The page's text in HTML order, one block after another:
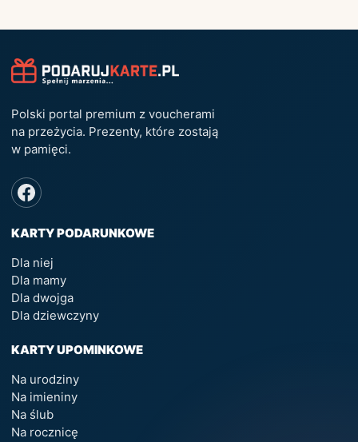
Polski portal premium z voucherami
na przeżycia. Prezenty, które zostają
w pamięci.
KARTY PODARUNKOWE
Dla niej
Dla mamy
Dla dwojga
Dla dziewczyny
KARTY UPOMINKOWE
Na urodziny
Na imieniny
Na ślub
Na rocznicę